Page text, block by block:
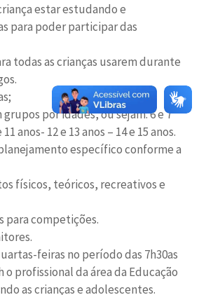
estar estudando e
para poder participar das
todas as crianças usarem durante
por idades, ou sejam: 6 e 7
anos- 12 e 13 anos – 14 e 15 anos.
específico conforme a
físicos, teóricos, recreativos e
para competições.
feiras no período das 7h30as
o profissional da área da Educação
as crianças e adolescentes.